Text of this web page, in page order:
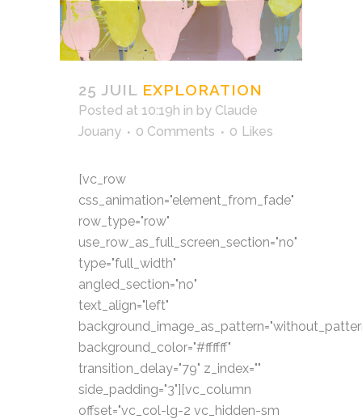
25 JUIL EXPLORATION
Posted at 10:19h in by Claude
Jouany
0 Comments 0 Likes
[vc_row
css_animation="element_from_fade"
row_type="row"
use_row_as_full_screen_section="no"
type="full_width"
angled_section="no"
text_align="left"
background_color="#ffffff"
transition_delay="79" z_index=""
side_padding="3"][vc_column
offset="vc_col-lg-2 vc_hidden-sm